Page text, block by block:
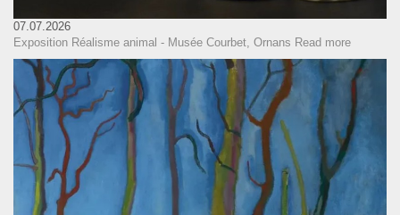
07.07.2026
Exposition Réalisme animal - Musée Courbet, Ornans Read more